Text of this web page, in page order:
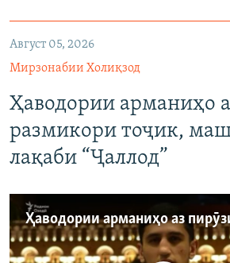
Август 05, 2026
Мирзонабии Холиқзод
Ҳаводории арманиҳо
размикори тоҷик,
лақаби “Ҷаллод”